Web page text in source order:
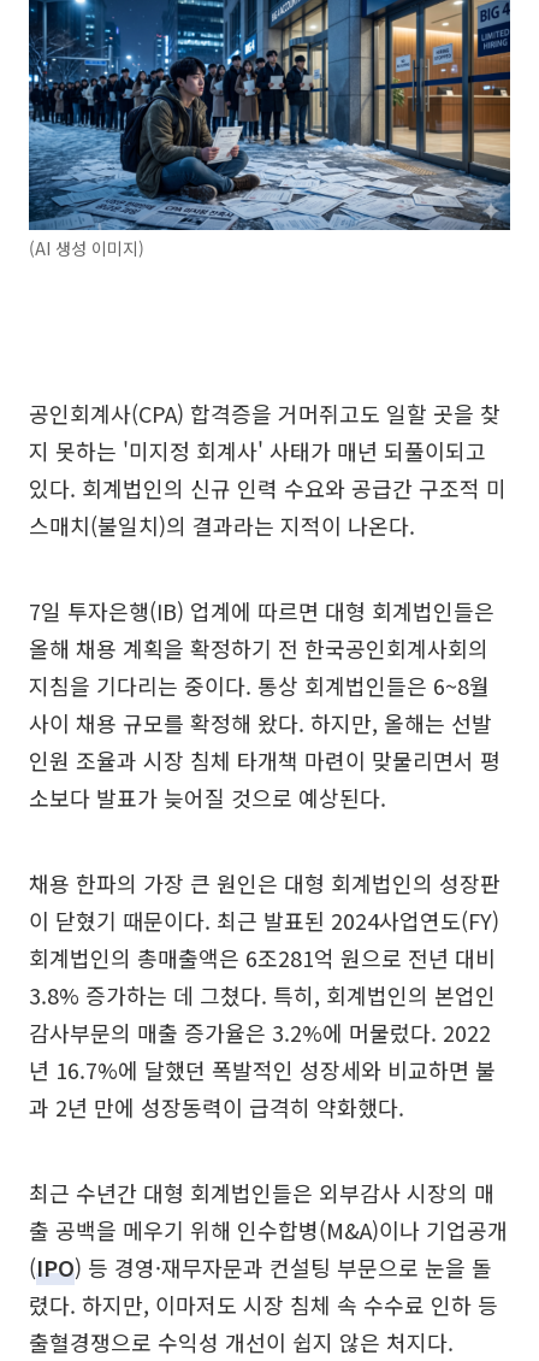
(AI 생성 이미지)
공인회계사(CPA) 합격증을 거머쥐고도 일할 곳을 찾
지 못하는 '미지정 회계사' 사태가 매년 되풀이되고
있다. 회계법인의 신규 인력 수요와 공급간 구조적 미
스매치(불일치)의 결과라는 지적이 나온다.
7일 투자은행(IB) 업계에 따르면 대형 회계법인들은
올해 채용 계획을 확정하기 전 한국공인회계사회의
지침을 기다리는 중이다. 통상 회계법인들은 6~8월
사이 채용 규모를 확정해 왔다. 하지만, 올해는 선발
인원 조율과 시장 침체 타개책 마련이 맞물리면서 평
소보다 발표가 늦어질 것으로 예상된다.
채용 한파의 가장 큰 원인은 대형 회계법인의 성장판
이 닫혔기 때문이다. 최근 발표된 2024사업연도(FY)
회계법인의 총매출액은 6조281억 원으로 전년 대비
3.8% 증가하는 데 그쳤다. 특히, 회계법인의 본업인
감사부문의 매출 증가율은 3.2%에 머물렀다. 2022
년 16.7%에 달했던 폭발적인 성장세와 비교하면 불
과 2년 만에 성장동력이 급격히 약화했다.
최근 수년간 대형 회계법인들은 외부감사 시장의 매
출 공백을 메우기 위해 인수합병(M&A)이나 기업공개
(IPO) 등 경영·재무자문과 컨설팅 부문으로 눈을 돌
렸다. 하지만, 이마저도 시장 침체 속 수수료 인하 등
출혈경쟁으로 수익성 개선이 쉽지 않은 처지다.